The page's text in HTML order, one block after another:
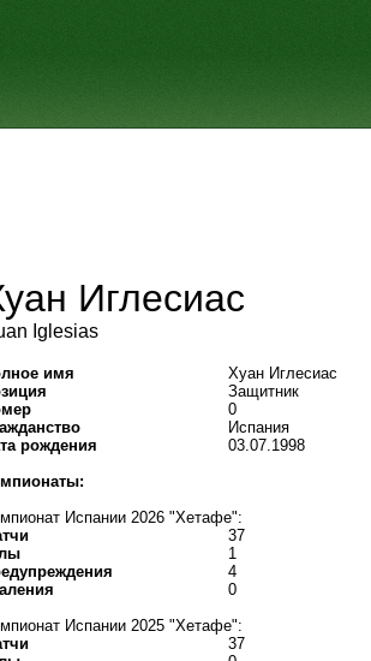
Иглесиас
Iglesias
имя
Хуан Иглесиас
Защитник
0
Испания
рождения
03.07.1998
Испании 2026 "Хетафе":
37
1
4
0
Испании 2025 "Хетафе":
37